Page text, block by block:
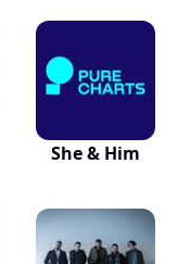
She & Him